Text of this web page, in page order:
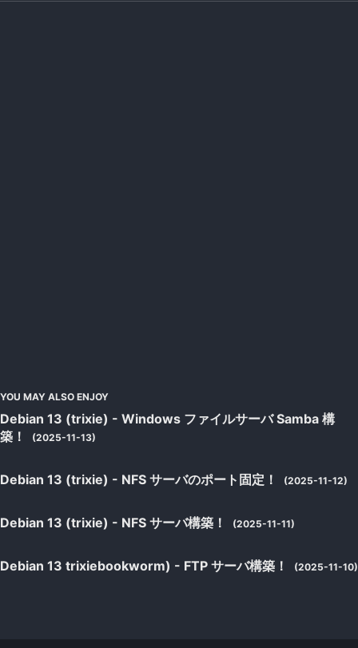
YOU MAY ALSO ENJOY
Debian 13 (trixie) - Windows ファイルサーバ Samba 構
築！
(2025-11-13)
Debian 13 (trixie) - NFS サーバのポート固定！ (2025-11-12)
Debian 13 (trixie) - NFS サーバ構築！ (2025-11-11)
Debian 13 trixiebookworm) - FTP サーバ構築！ (2025-11-10)